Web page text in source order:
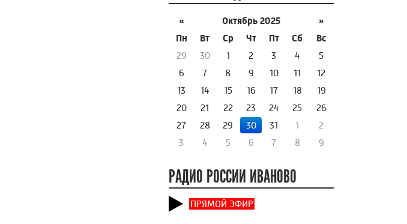
« Октябрь 2025
»
Пн
Вт Ср Чт Пт Сб
Вс
29
30 1 2 3 4
5
6
7 8 9 10 11
12
13
14 15 16 17 18
19
20
21 22 23 24 25
26
27
28 29 30 31 1
2
3
4 5 6 7 8 9
РАДИО РОССИИ ИВАНОВО
ПРЯМОЙ ЭФИР